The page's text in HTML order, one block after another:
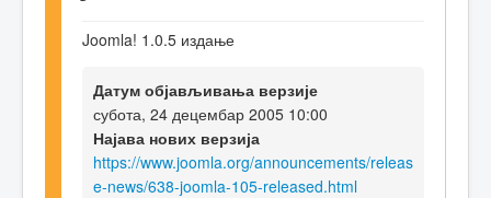
Joomla! 1.0.5 издање
Датум објављивања верзије
субота, 24 децембар 2005 10:00
Најава нових верзија
https://www.joomla.org/announcements/releas
e-news/638-joomla-105-released.html